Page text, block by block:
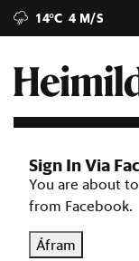
14°C 4 M/S
Sign In Via
You are about
from Facebook.
Áfram